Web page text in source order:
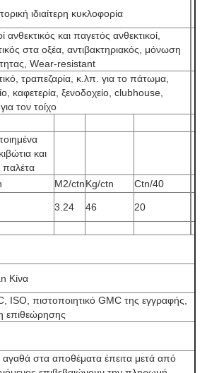
ιδιαίτερη κυκλοφορία
ανθεκτικός και παγετός ανθεκτικοί,
στα οξέα, αντιβακτηριακός, μόνωση
Wear-resistant
τραπεζαρία, κ.λπ. για το πάτωμα,
καφετερία, ξενοδοχείο, clubhouse,
τον τοίχο
και
παλέτα
M2/ctnKg/ctn
Ctn/40
3.24 46 20
Κίνα
ISO, πιστοποιητικό GMC της εγγραφής,
επιθεώρησης
αγαθά στα αποθέματα έπειτα μετά από